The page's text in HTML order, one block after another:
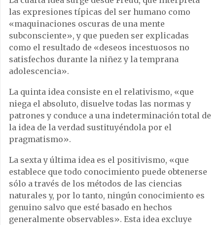
las expresiones típicas del ser humano como
«maquinaciones oscuras de una mente
subconsciente», y que pueden ser explicadas
como el resultado de «deseos incestuosos no
satisfechos durante la niñez y la temprana
adolescencia».
La quinta idea consiste en el relativismo, «que
niega el absoluto, disuelve todas las normas y
patrones y conduce a una indeterminación total de
la idea de la verdad sustituyéndola por el
pragmatismo».
La sexta y última idea es el positivismo, «que
establece que todo conocimiento puede obtenerse
sólo a través de los métodos de las ciencias
naturales y, por lo tanto, ningún conocimiento es
genuino salvo que esté basado en hechos
generalmente observables». Esta idea excluye